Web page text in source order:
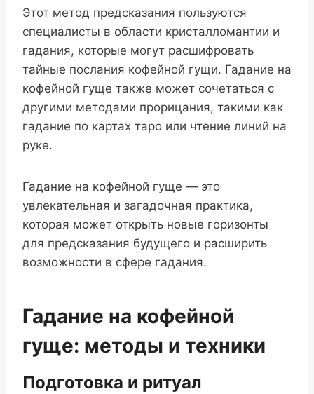
Этот метод предсказания пользуются
специалисты в области кристалломантии и
гадания, которые могут расшифровать
тайные послания кофейной гущи. Гадание на
кофейной гуще также может сочетаться с
другими методами прорицания, такими как
гадание по картах таро или чтение линий на
руке.
Гадание на кофейной гуще — это
увлекательная и загадочная практика,
которая может открыть новые горизонты
для предсказания будущего и расширить
возможности в сфере гадания.
Гадание на кофейной
гуще: методы и техники
Подготовка и ритуал